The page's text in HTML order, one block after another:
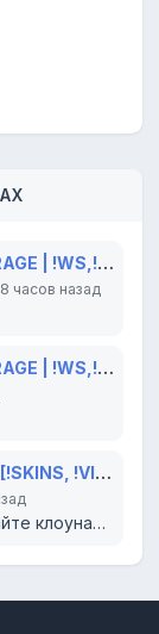
🐉 | ROSEMARY | ONLY MIRAGE | !WS,!GLOVES,!KNIFE 🐲
часов назад
🐉 | ROSEMARY | ONLY MIRAGE | !WS,!GLOVES,!KNIFE 🐲
➥ [CS2AGE.RU] AWP LEGO [!SKINS, !VIP, !LVL]
В следующий раз устраивайте клоунаду в цирке, там вам и место. Всего доброго...